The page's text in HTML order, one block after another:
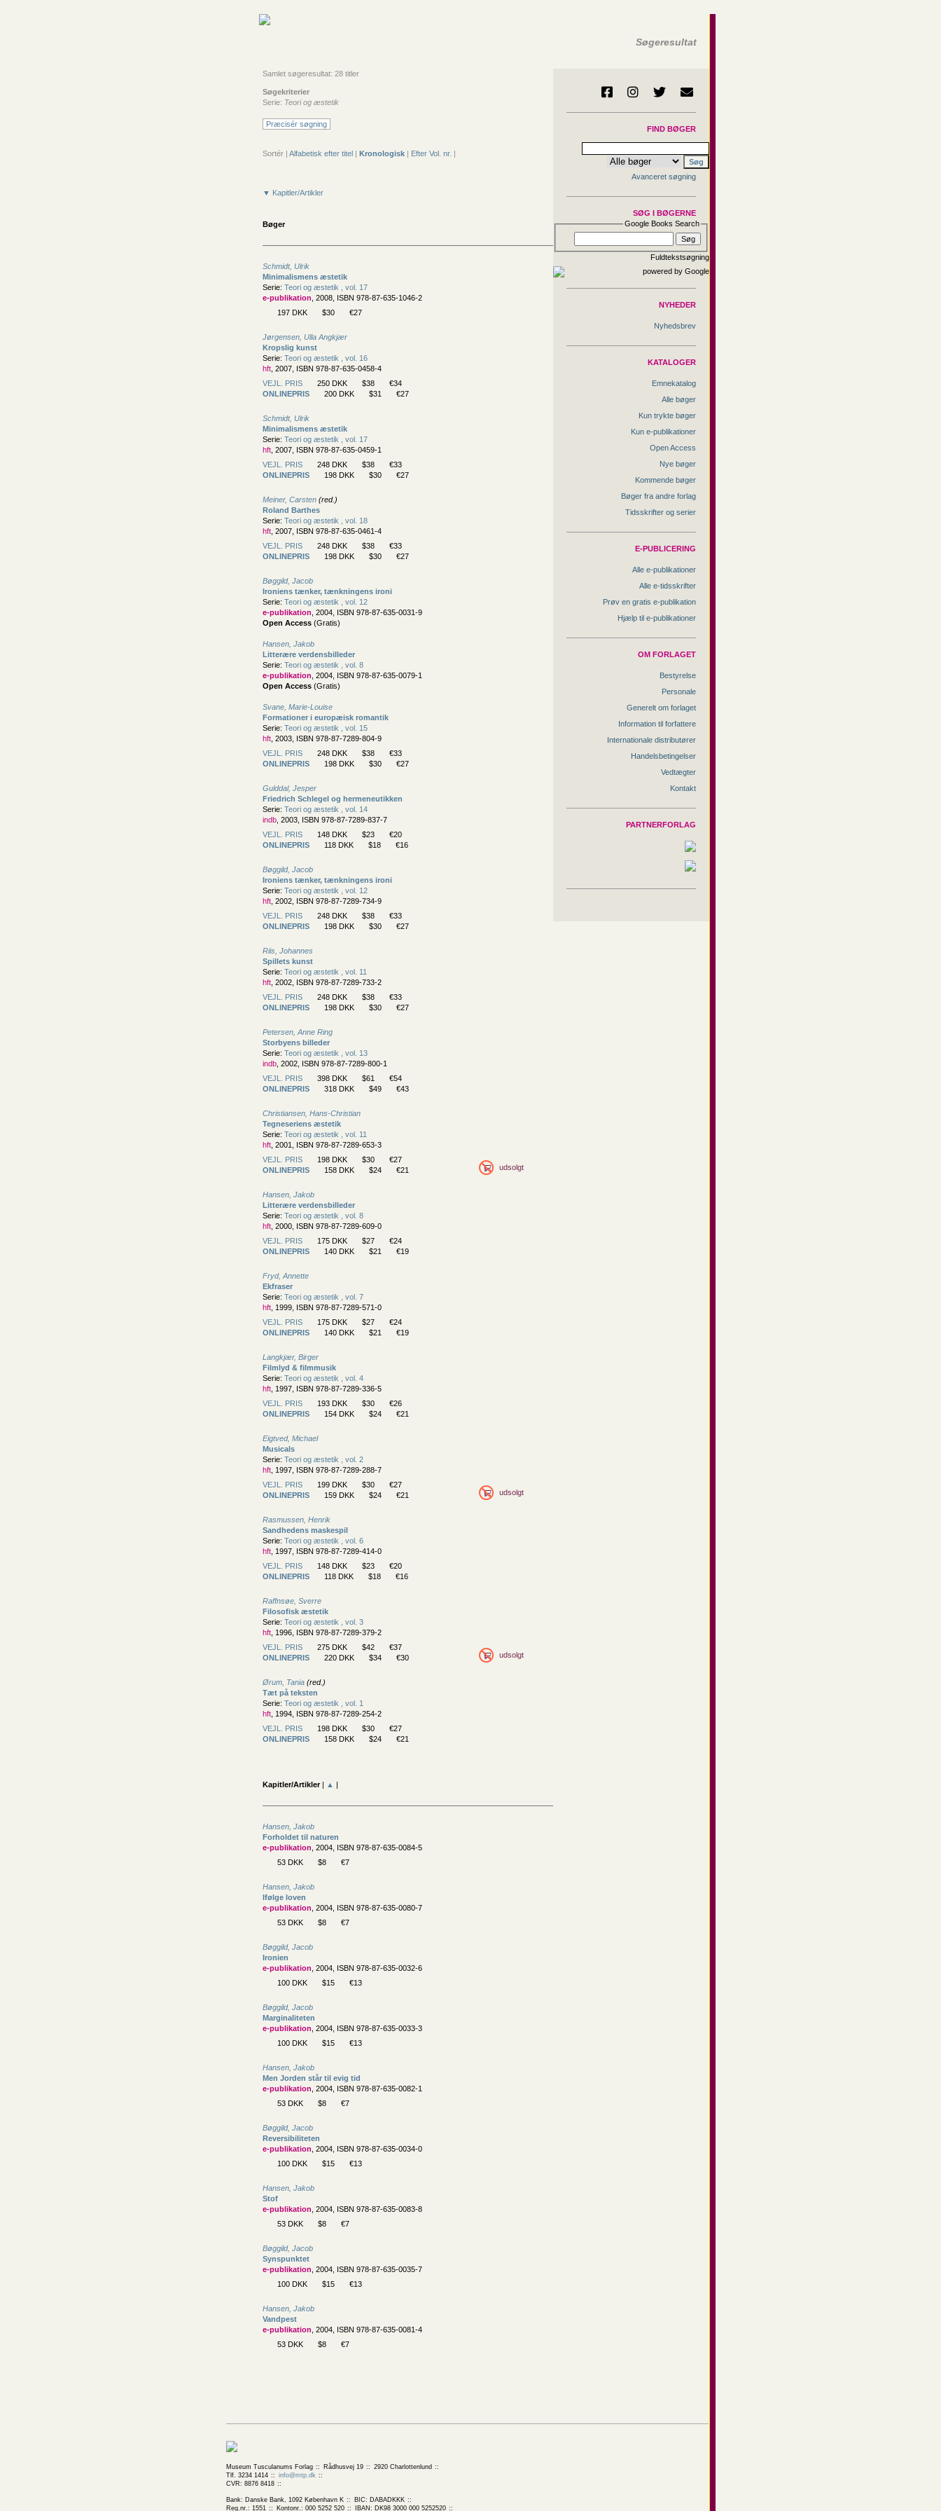
Søgeresultat
Samlet søgeresultat: 28 titler
Søgekriterier
Serie: Teori og æstetik
Præcisér søgning
Sortér | Alfabetisk efter titel | Kronologisk | Efter Vol. nr. |
▼ Kapitler/Artikler
Bøger
Schmidt, Ulrik
Minimalismens æstetik
Serie: Teori og æstetik , vol. 17
e-publikation , 2008, ISBN 978-87-635-1046-2
197 DKK
$30 €27
Jørgensen, Ulla Angkjær
Kropslig kunst
Serie: Teori og æstetik , vol. 16
hft , 2007, ISBN 978-87-635-0458-4
VEJL. PRIS
250 DKK $38
€34
ONLINEPRIS
200 DKK $31 €27
Schmidt, Ulrik
Minimalismens æstetik
Serie: Teori og æstetik , vol. 17
hft , 2007, ISBN 978-87-635-0459-1
VEJL. PRIS
248 DKK $38
€33
ONLINEPRIS
198 DKK $30 €27
Meiner, Carsten (red.)
Roland Barthes
Serie: Teori og æstetik , vol. 18
hft , 2007, ISBN 978-87-635-0461-4
VEJL. PRIS
248 DKK $38
€33
ONLINEPRIS
198 DKK $30 €27
Bøggild, Jacob
Ironiens tænker, tænkningens ironi
Serie: Teori og æstetik , vol. 12
e-publikation , 2004, ISBN 978-87-635-0031-9
Open Access (Gratis)
Hansen, Jakob
Litterære verdensbilleder
Serie: Teori og æstetik , vol. 8
e-publikation , 2004, ISBN 978-87-635-0079-1
Open Access (Gratis)
Svane, Marie-Louise
Formationer i europæisk romantik
Serie: Teori og æstetik , vol. 15
hft , 2003, ISBN 978-87-7289-804-9
VEJL. PRIS
248 DKK $38
€33
ONLINEPRIS
198 DKK $30 €27
Gulddal, Jesper
Friedrich Schlegel og hermeneutikken
Serie: Teori og æstetik , vol. 14
indb , 2003, ISBN 978-87-7289-837-7
VEJL. PRIS
148 DKK $23
€20
ONLINEPRIS
118 DKK $18 €16
Bøggild, Jacob
Ironiens tænker, tænkningens ironi
Serie: Teori og æstetik , vol. 12
hft , 2002, ISBN 978-87-7289-734-9
VEJL. PRIS
248 DKK $38
€33
ONLINEPRIS
198 DKK $30 €27
Riis, Johannes
Spillets kunst
Serie: Teori og æstetik , vol. 11
hft , 2002, ISBN 978-87-7289-733-2
VEJL. PRIS
248 DKK $38
€33
ONLINEPRIS
198 DKK $30 €27
Petersen, Anne Ring
Storbyens billeder
Serie: Teori og æstetik , vol. 13
indb , 2002, ISBN 978-87-7289-800-1
VEJL. PRIS
398 DKK $61
€54
ONLINEPRIS
318 DKK $49 €43
Christiansen, Hans-Christian
Tegneseriens æstetik
Serie: Teori og æstetik , vol. 11
hft , 2001, ISBN 978-87-7289-653-3
VEJL. PRIS
198 DKK $30
€27
ONLINEPRIS
158 DKK $24 €21 udsolgt
Hansen, Jakob
Litterære verdensbilleder
Serie: Teori og æstetik , vol. 8
hft , 2000, ISBN 978-87-7289-609-0
VEJL. PRIS
175 DKK $27
€24
ONLINEPRIS
140 DKK $21 €19
Fryd, Annette
Ekfraser
Serie: Teori og æstetik , vol. 7
hft , 1999, ISBN 978-87-7289-571-0
VEJL. PRIS
175 DKK $27
€24
ONLINEPRIS
140 DKK $21 €19
Langkjær, Birger
Filmlyd & filmmusik
Serie: Teori og æstetik , vol. 4
hft , 1997, ISBN 978-87-7289-336-5
VEJL. PRIS
193 DKK $30
€26
ONLINEPRIS
154 DKK $24 €21
Eigtved, Michael
Musicals
Serie: Teori og æstetik , vol. 2
hft , 1997, ISBN 978-87-7289-288-7
VEJL. PRIS
199 DKK $30
€27
ONLINEPRIS
159 DKK $24 €21 udsolgt
Rasmussen, Henrik
Sandhedens maskespil
Serie: Teori og æstetik , vol. 6
hft , 1997, ISBN 978-87-7289-414-0
VEJL. PRIS
148 DKK $23
€20
ONLINEPRIS
118 DKK $18 €16
Raffnsøe, Sverre
Filosofisk æstetik
Serie: Teori og æstetik , vol. 3
hft , 1996, ISBN 978-87-7289-379-2
VEJL. PRIS
275 DKK $42
€37
ONLINEPRIS
220 DKK $34 €30 udsolgt
Ørum, Tania (red.)
Tæt på teksten
Serie: Teori og æstetik , vol. 1
hft , 1994, ISBN 978-87-7289-254-2
VEJL. PRIS
198 DKK $30
€27
ONLINEPRIS
158 DKK $24 €21
Kapitler/Artikler| ▲ |
Hansen, Jakob
Forholdet til naturen
e-publikation , 2004, ISBN 978-87-635-0084-5
53 DKK
$8 €7
Hansen, Jakob
Ifølge loven
e-publikation , 2004, ISBN 978-87-635-0080-7
53 DKK
$8 €7
Bøggild, Jacob
Ironien
e-publikation , 2004, ISBN 978-87-635-0032-6
100 DKK
$15 €13
Bøggild, Jacob
Marginaliteten
e-publikation , 2004, ISBN 978-87-635-0033-3
100 DKK
$15 €13
Hansen, Jakob
Men Jorden står til evig tid
e-publikation , 2004, ISBN 978-87-635-0082-1
53 DKK
$8 €7
Bøggild, Jacob
Reversibiliteten
e-publikation , 2004, ISBN 978-87-635-0034-0
100 DKK
$15 €13
Hansen, Jakob
Stof
e-publikation , 2004, ISBN 978-87-635-0083-8
53 DKK
$8 €7
Bøggild, Jacob
Synspunktet
e-publikation , 2004, ISBN 978-87-635-0035-7
100 DKK
$15 €13
Hansen, Jakob
Vandpest
e-publikation , 2004, ISBN 978-87-635-0081-4
53 DKK
$8 €7
FIND BØGER
Avanceret søgning
SØG I BØGERNE
Google Books Search
Fuldtekstsøgning
NYHEDER
Nyhedsbrev
KATALOGER
Emnekatalog
Alle bøger
Kun trykte bøger
Kun e-publikationer
Open Access
Nye bøger
Kommende bøger
Bøger fra andre forlag
Tidsskrifter og serier
E-PUBLICERING
Alle e-publikationer
Alle e-tidsskrifter
Prøv en gratis e-publikation
Hjælp til e-publikationer
OM FORLAGET
Bestyrelse
Personale
Generelt om forlaget
Information til forfattere
Internationale distributører
Handelsbetingelser
Vedtægter
Kontakt
PARTNERFORLAG
Museum Tusculanums Forlag Rådhusvej 19
2920 Charlottenlund
Tlf. 3234 1414
info@mtp.dk
CVR: 8876 8418
Bank: Danske Bank, 1092 København K
BIC: DABADKKK
Reg.nr.: 1551
Kontonr.: 000 5252 520 IBAN: DK98 3000 000 5252520